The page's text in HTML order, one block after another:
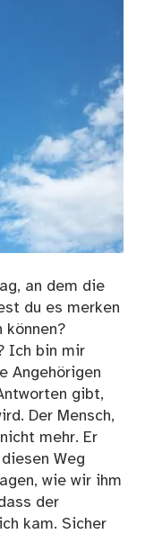
an dem die
du es merken
können?
Ich bin mir
Angehörigen
gibt,
Der Mensch,
mehr. Er
Weg
wie wir ihm
der
kam. Sicher